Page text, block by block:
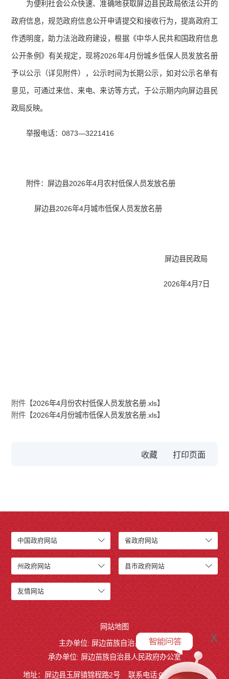
为便利社会公众快速、准确地获取屏边县民政局依法公开的
政府信息，规范政府信息公开申请提交和接收行为，提高政府工
作透明度，助力法治政府建设，根据《中华人民共和国政府信息
公开条例》有关规定，现将2026年4月份城乡低保人员发放名册
予以公示（详见附件），公示时间为长期公示，如对公示名单有
意见，可通过来信、来电、来访等方式，于公示期内向屏边县民
政局反映。
举报电话：0873—3221416
附件：屏边县2026年4月农村低保人员发放名册
屏边县2026年4月城市低保人员发放名册
屏边县民政局
2026年4月7日
附件【2026年4月份农村低保人员发放名册.xls】
附件【2026年4月份城市低保人员发放名册.xls】
收藏
中国政府网站 省政府网站
州政府网站 县市政府网站
友情网站
网站地图
主办单位: 屏边苗族自治县人民政府
承办单位: 屏边苗族自治县人民政府办公室
地址：屏边县玉屏镇锦程路2号 联系电话:0873-3221803
x